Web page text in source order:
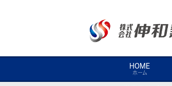
HOME
ホーム